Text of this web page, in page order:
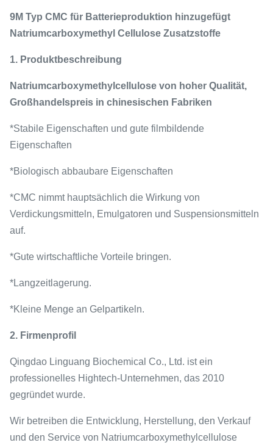
9M Typ CMC für Batterieproduktion hinzugefügt
Natriumcarboxymethyl Cellulose Zusatzstoffe
1. Produktbeschreibung
Natriumcarboxymethylcellulose von hoher Qualität,
Großhandelspreis in chinesischen Fabriken
*Stabile Eigenschaften und gute filmbildende
Eigenschaften
*Biologisch abbaubare Eigenschaften
*CMC nimmt hauptsächlich die Wirkung von
Verdickungsmitteln, Emulgatoren und Suspensionsmitteln
auf.
*Gute wirtschaftliche Vorteile bringen.
*Langzeitlagerung.
*Kleine Menge an Gelpartikeln.
2. Firmenprofil
Qingdao Linguang Biochemical Co., Ltd. ist ein
professionelles Hightech-Unternehmen, das 2010
gegründet wurde.
Wir betreiben die Entwicklung, Herstellung, den Verkauf
und den Service von Natriumcarboxymethylcellulose